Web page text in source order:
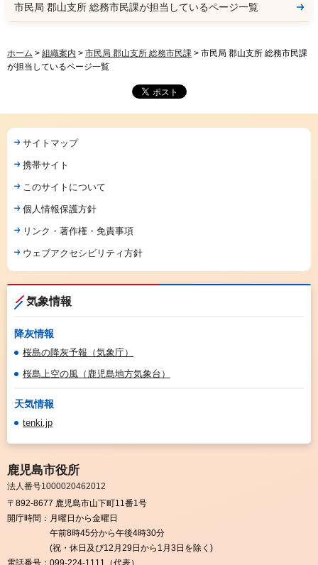
市民局 郡山支所 総務市民課が担当しているページ一覧
ホーム > 組織案内 > 市民局 郡山支所 総務市民課 > 市民局 郡山支所 総務市民課
が担当しているページ一覧
サイトマップ
携帯サイト
このサイトについて
個人情報保護方針
リンク・著作権・免責事項
ウェブアクセシビリティ方針
気象情報
降灰情報
桜島の降灰予報（気象庁）
桜島上空の風（鹿児島地方気象台）
天気情報
tenki.jp
鹿児島市役所
法人番号1000020462012
〒892-8677 鹿児島市山下町11番1号
開庁時間： 月曜日から金曜日
午前8時45分から午後4時30分
(祝・休日及び12月29日から1月3日を除く)
電話番号： 099-224-1111（代表）